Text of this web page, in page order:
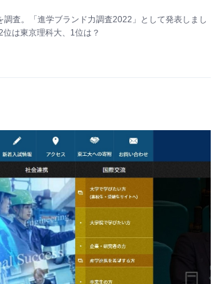
査。「進学ブランド力調査2022」として発表しまし
は東京理科大、1位は？